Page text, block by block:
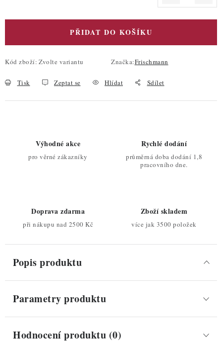
PŘIDAT DO KOŠÍKU
Kód zboží: Zvolte variantu Značka:Frischmann
Tisk Zeptat se Hlídat Sdílet
Výhodné akce
pro věrné zákazníky
Rychlé dodání
průměrná doba dodání 1,8
pracovního dne.
Doprava zdarma
při nákupu nad 2500 Kč
Zboží skladem
více jak 3500 položek
Popis produktu
Parametry produktu
Hodnocení produktu (0)